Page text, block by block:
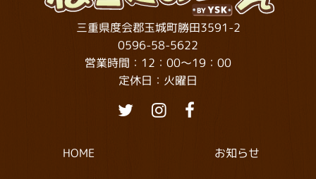
三重県度会郡玉城町勝田3591-2
0596-58-5622
営業時間：12：00～19：00
定休日：火曜日
HOME お知らせ